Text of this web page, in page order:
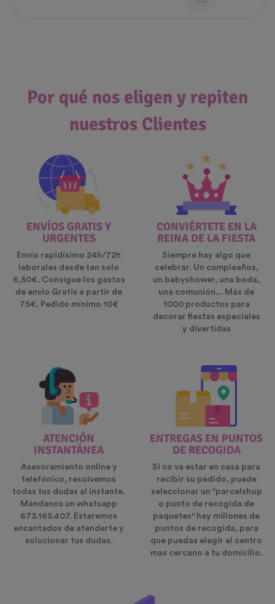
Por qué nos eligen y repiten
nuestros Clientes
ENVÍOS GRATIS Y
URGENTES
Envío rapidísimo 24h/72h
laborales desde tan solo
6,50€. Consigue los gastos
de envio Gratis a partir de
75€. Pedido mínimo 10€
CONVIÉRTETE EN LA
REINA DE LA FIESTA
Siempre hay algo que
celebrar. Un cumpleaños,
un babyshower, una boda,
una comunión... Más de
1000 productos para
decorar fiestas especiales
y divertidas
ATENCIÓN
INSTANTÁNEA
Asesoramiento online y
telefónico, resolvemos
todas tus dudas al instante.
Mándanos un whatsapp
673.165.407. Estaremos
encantados de atenderte y
solucionar tus dudas.
ENTREGAS EN PUNTOS
DE RECOGIDA
Si no va estar en casa para
recibir su pedido, puede
seleccionar un "parcelshop
o punto de recogida de
paquetes" hay millones de
puntos de recogida, para
que puedas elegir el centro
mas cercano a tu domicilio.